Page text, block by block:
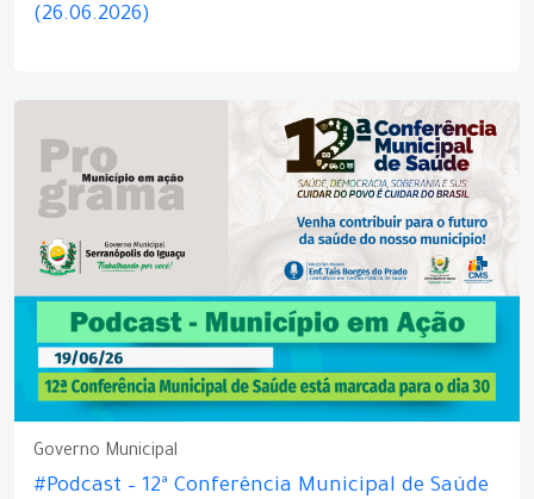
(26.06.2026)
Governo Municipal
#Podcast – 12ª Conferência Municipal de Saúde